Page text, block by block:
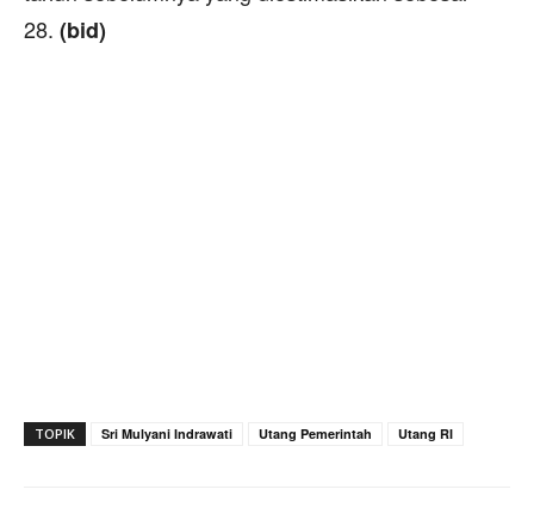
28. (bid)
TOPIK Sri Mulyani Indrawati Utang Pemerintah Utang RI